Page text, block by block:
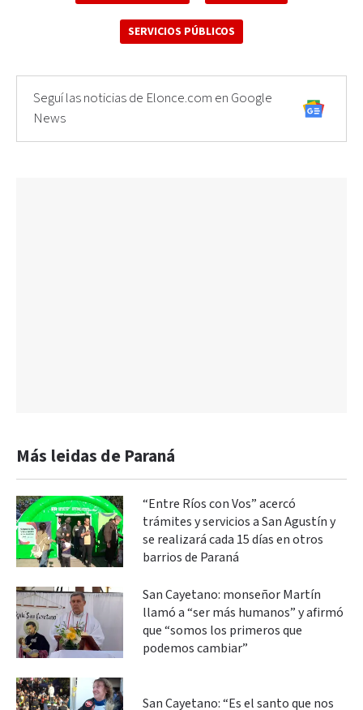
SERVICIOS PÚBLICOS
Seguí las noticias de Elonce.com en Google
News
Más leidas de Paraná
“Entre Ríos con Vos” acercó
trámites y servicios a San Agustín y
se realizará cada 15 días en otros
barrios de Paraná
San Cayetano: monseñor Martín
llamó a “ser más humanos” y afirmó
que “somos los primeros que
podemos cambiar”
San Cayetano: “Es el santo que nos